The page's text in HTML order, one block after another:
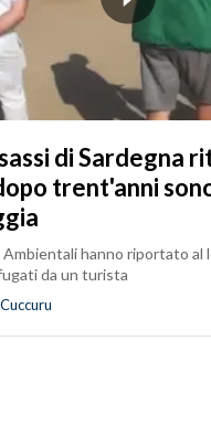
di Sardegna
trent'anni
Ambientali hanno riportato al
da un turista